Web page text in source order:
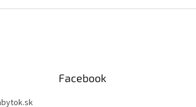
Facebook